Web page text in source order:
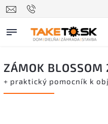
ZÁMOK
+ praktický pomocník k